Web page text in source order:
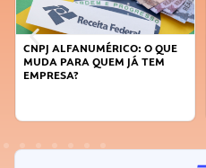
DICAS PARA OBTER CRÉDITO